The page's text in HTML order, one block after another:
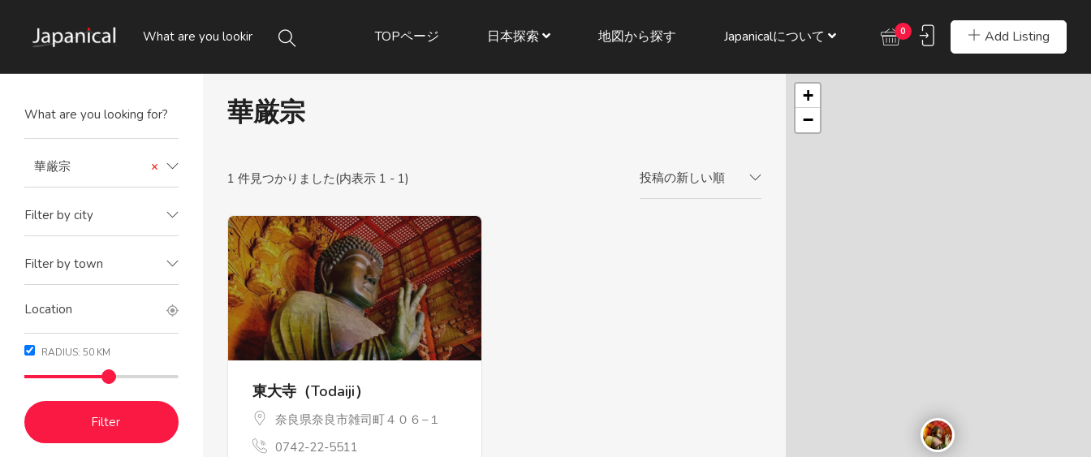
Add Listing
0
TOPページ 日本探索 地図から探す Japanicalについて
×
華厳宗
Filter by city
Filter by town
RADIUS: 50 KM
Filter
華厳宗
1 件見つかりました(内表示 1 - 1) 投稿の新しい順
東大寺（Todaiji）
奈良県奈良市雑司町４０６−１
0742-22-5511
+
−